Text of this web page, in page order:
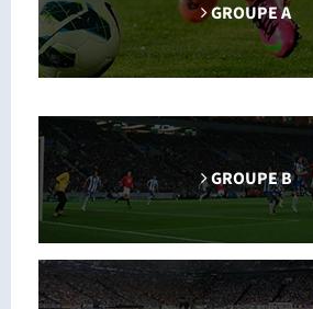
GROUPE A
GROUPE B